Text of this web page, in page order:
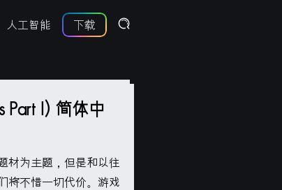
下载
人工智能
Part I) 简体中
材为主题，但是和以往
将不惜一切代价。游戏